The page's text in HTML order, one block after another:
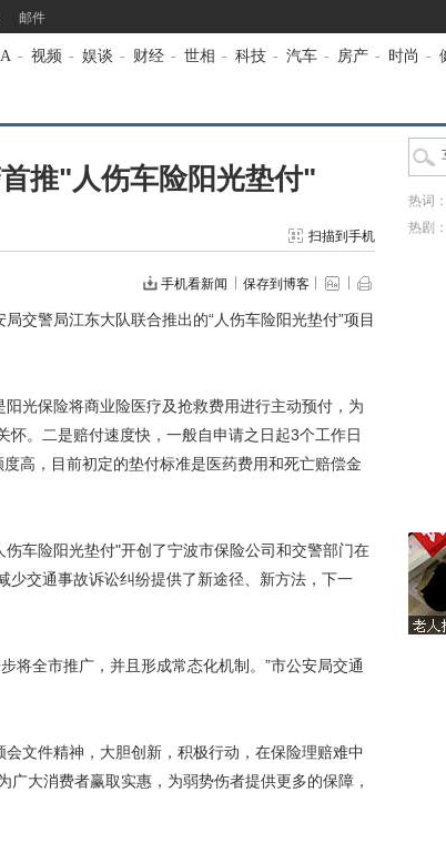
邮件
- 视频 - 娱谈 - 财经 - 世相 - 科技 - 汽车 - 房产 - 时尚 -
推"人伤车险阳光垫付"
扫描到手机
手机看新闻 保存到博客
警局江东大队联合推出的“人伤车险阳光垫付”项目
光保险将商业险医疗及抢救费用进行主动预付，为
。二是赔付速度快，一般自申请之日起3个工作日
高，目前初定的垫付标准是医药费用和死亡赔偿金
车险阳光垫付"开创了宁波市保险公司和交警部门在
少交通事故诉讼纠纷提供了新途径、新方法，下一
全市推广，并且形成常态化机制。”市公安局交通
文件精神，大胆创新，积极行动，在保险理赔难中
大消费者赢取实惠，为弱势伤者提供更多的保障，
热词
热剧